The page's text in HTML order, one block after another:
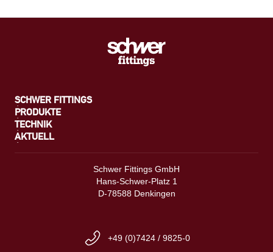
SCHWER FITTINGS
PRODUKTE
TECHNIK
AKTUELL
Schwer Fittings GmbH
Hans-Schwer-Platz 1
D-78588 Denkingen
+49 (0)7424 / 9825-0